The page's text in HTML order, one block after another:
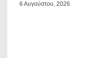
6 Αυγούστου, 2026